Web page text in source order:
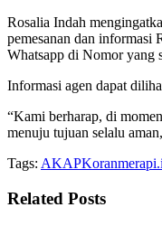
Rosalia Indah
pemesanan dan informasi
Whatsapp di Nomor yang
Informasi agen dapat
“Kami berharap, di
menuju tujuan selalu
Tags: AKAP
Related Posts